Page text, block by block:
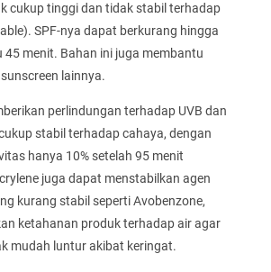
cukup tinggi dan tidak stabil terhadap
SPF-nya dapat berkurang hingga
45 menit. Bahan ini juga membantu
lainnya.
perlindungan terhadap UVB dan
stabil terhadap cahaya, dengan
hanya 10% setelah 95 menit
juga dapat menstabilkan agen
kurang stabil seperti Avobenzone,
ketahanan produk terhadap air agar
mudah luntur akibat keringat.